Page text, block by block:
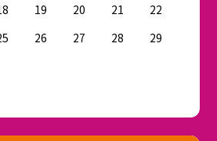
19 20 21
22
26 27 28
29